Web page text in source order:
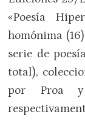
«Poesía
homónima
serie de
total),
por Proa y